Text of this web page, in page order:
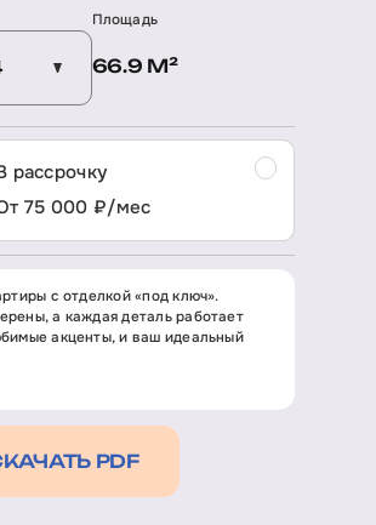
Площадь
66.9 М²
рассрочку
75 000 ₽/мес
с отделкой «под ключ».
а каждая деталь работает
акценты, и ваш идеальный
PDF